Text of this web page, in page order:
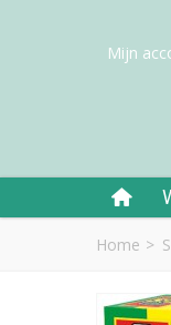
Mijn
Home >